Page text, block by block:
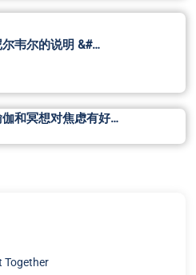
尔韦尔的说明 &#…
伽和冥想对焦虑有好…
Together